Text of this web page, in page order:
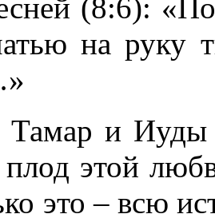
(8:6):
на руку
и Иуды
этой
это – всю